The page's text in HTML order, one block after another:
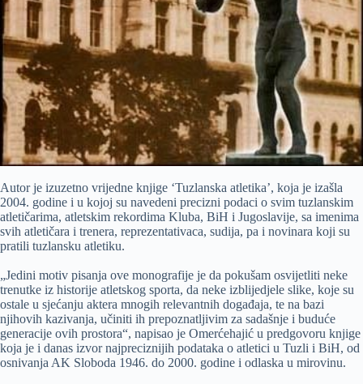
Autor je izuzetno vrijedne knjige ‘Tuzlanska atletika’, koja je izašla
2004. godine i u kojoj su navedeni precizni podaci o svim tuzlanskim
atletičarima, atletskim rekordima Kluba, BiH i Jugoslavije, sa imenima
svih atletičara i trenera, reprezentativaca, sudija, pa i novinara koji su
pratili tuzlansku atletiku.
„Jedini motiv pisanja ove monografije je da pokušam osvijetliti neke
trenutke iz historije atletskog sporta, da neke izblijedjele slike, koje su
ostale u sjećanju aktera mnogih relevantnih događaja, te na bazi
njihovih kazivanja, učiniti ih prepoznatljivim za sadašnje i buduće
generacije ovih prostora“, napisao je Omerćehajić u predgovoru knjige
koja je i danas izvor najpreciznijih podataka o atletici u Tuzli i BiH, od
osnivanja AK Sloboda 1946. do 2000. godine i odlaska u mirovinu.